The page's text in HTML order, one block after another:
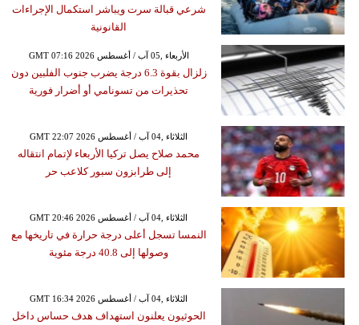
شرعي قبالة سرت ويباشر استكمال الإجراءات
القانونية
GMT 07:16 2026 الأربعاء ,05 آب / أغسطس
زلزال بقوة 6.3 درجة يضرب جنوب الفلبين دون
تحذيرات من تسونامي أو أضرار فورية
GMT 22:07 2026 الثلاثاء ,04 آب / أغسطس
محمد صلاح يصل تركيا الأربعاء لإتمام انتقاله
إلى طرابزون سبور كلاعب حر
GMT 20:46 2026 الثلاثاء ,04 آب / أغسطس
النمسا تسجل أعلى درجة حرارة في تاريخها مع
وصولها إلى 40.8 درجة مئوية
GMT 16:34 2026 الثلاثاء ,04 آب / أغسطس
الحوثيون يعلنون استهداف هدف حساس داخل